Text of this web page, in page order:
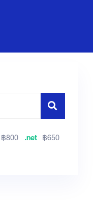
฿800 .net ฿650